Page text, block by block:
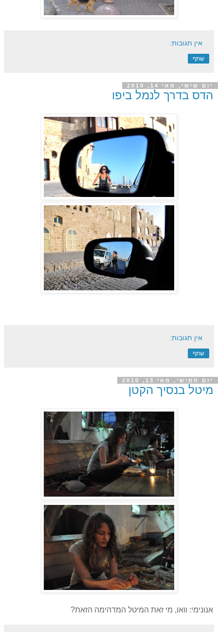
אין תגובות:
שתף
יום שישי, מאי 14, 2010
הדס בדרך לנמל ביפו
אין תגובות:
שתף
יום חמישי, מאי 13, 2010
מיטל בנסיך הקטן
אנונימי: וואו, מי זאת המיטל המדהימה הזאת?